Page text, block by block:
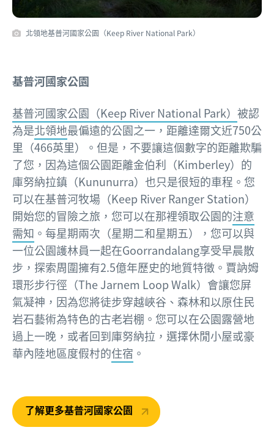
北領地基普河國家公園（Keep River National Park）
基普河國家公園
基普河國家公園（Keep River National Park） 被認
為是北領地最偏遠的公園之一，距離達爾文近750公
里（466英里）。但是，不要讓這個數字的距離欺騙
了您，因為這個公園距離金伯利（Kimberley）的
庫努納拉鎮（Kununurra）也只是很短的車程。您
可以在基普河牧場（Keep River Ranger Station）
開始您的冒險之旅，您可以在那裡領取公園的注意
需知 。每星期兩次（星期二和星期五），您可以與
一位公園護林員一起在Goorrandalang享受早晨散
步，探索周圍擁有2.5億年歷史的地質特徵。賈訥姆
環形步行徑（The Jarnem Loop Walk）會讓您屏
氣凝神，因為您將徒步穿越峽谷、森林和以原住民
岩石藝術為特色的古老岩棚。您可以在公園露營地
過上一晚，或者回到庫努納拉，選擇休閒小屋或豪
華內陸地區度假村的住宿 。
了解更多基普河國家公園